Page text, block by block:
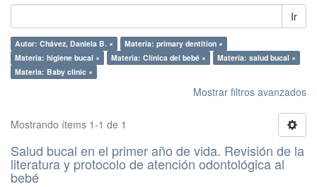
Ir
Autor: Chávez, Daniela B. ×
Materia: primary dentition ×
Materia: higiene bucal ×
Materia: Clínica del bebé ×
Materia: salud bucal ×
Materia: Baby clinic ×
Mostrar filtros avanzados
Mostrando ítems 1-1 de 1
Salud bucal en el primer año de vida. Revisión de la
literatura y protocolo de atención odontológica al
bebé